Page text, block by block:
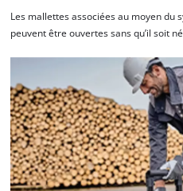
Les mallettes associées au moyen du
peuvent être ouvertes sans qu’il soit